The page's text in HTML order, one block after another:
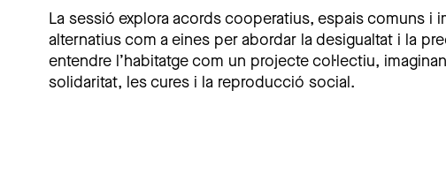
La sessió explora acords cooperatius, espais comuns i
alternatius com a eines per abordar la desigualtat i la
entendre l’habitatge com un projecte col·lectiu,
solidaritat, les cures i la reproducció social.